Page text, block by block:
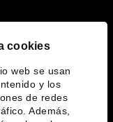
cookies
web se usan
y los
de redes
Además,